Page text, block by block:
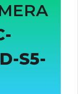
S5-